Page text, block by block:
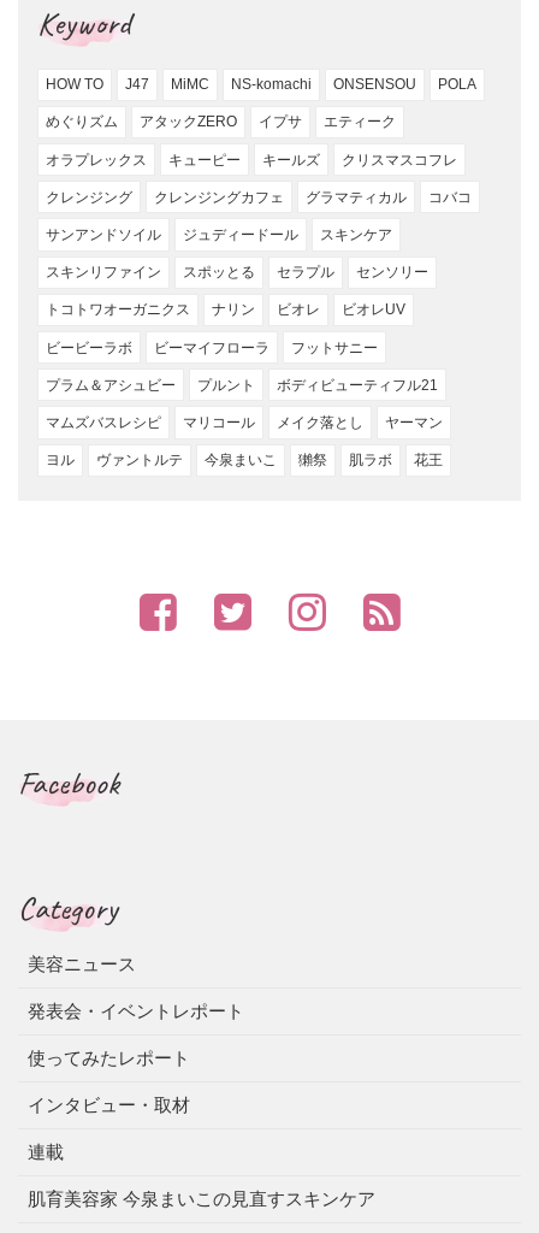
Keyword
HOW TO J47 MiMC NS-komachi ONSENSOU POLA
めぐりズム アタックZERO イプサ エティーク
オラプレックス キューピー キールズ クリスマスコフレ
クレンジング クレンジングカフェ グラマティカル コバコ
サンアンドソイル ジュディードール スキンケア
スキンリファイン スポッとる セラプル センソリー
トコトワオーガニクス ナリン ビオレ ビオレUV
ビービーラボ ビーマイフローラ フットサニー
プラム＆アシュビー プルント ボディビューティフル21
マムズバスレシピ マリコール メイク落とし ヤーマン
ヨル ヴァントルテ 今泉まいこ 獺祭 肌ラボ 花王
Facebook
Category
美容ニュース
発表会・イベントレポート
使ってみたレポート
インタビュー・取材
連載
肌育美容家 今泉まいこの見直すスキンケア